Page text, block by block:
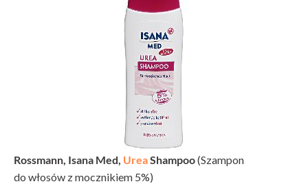
Rossmann, Isana Med, UreaShampoo(Szampon
do włosów z mocznikiem 5%)